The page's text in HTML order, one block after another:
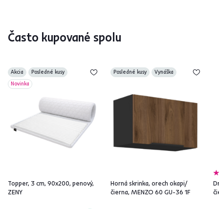
Často kupované spolu
Akcia
Posledné kusy
Novinka
Topper, 3 cm, 90x200, penový,
ZENY
Posledné kusy Vynáška
Horná skrinka, orech okapi/
čierna, MENZO 60 GU-36 1F